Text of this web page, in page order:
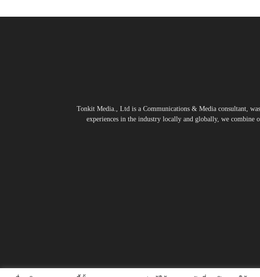
Tonkit Media., Ltd is a Communications & Media consultant,
experiences in the industry locally and globally, we combine